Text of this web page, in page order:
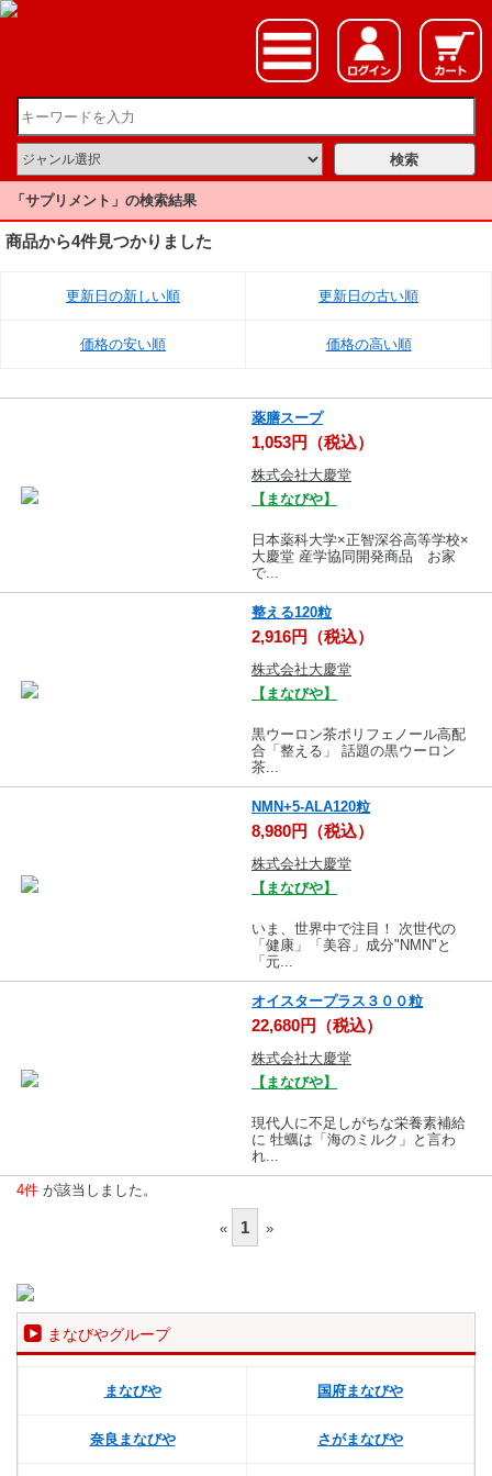
「サプリメント」の検索結果
商品から4件見つかりました
更新日の新しい順 更新日の古い順
価格の安い順 価格の高い順
薬膳スープ
1,053円（税込）
株式会社大慶堂
【まなびや】
日本薬科大学×正智深谷高等学校×
大慶堂 産学協同開発商品 お家
で...
整える120粒
2,916円（税込）
株式会社大慶堂
【まなびや】
黒ウーロン茶ポリフェノール高配
合「整える」 話題の黒ウーロン
茶...
NMN+5-ALA120粒
8,980円（税込）
株式会社大慶堂
【まなびや】
いま、世界中で注目！ 次世代の
「健康」「美容」成分"NMN"と
「元...
オイスタープラス３００粒
22,680円（税込）
株式会社大慶堂
【まなびや】
現代人に不足しがちな栄養素補給
に 牡蠣は「海のミルク」と言わ
れ...
4件 が該当しました。
« 1 »
まなびやグループ
まなびや 国府まなびや
奈良まなびや さがまなびや